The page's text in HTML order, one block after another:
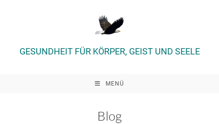
GESUNDHEIT FÜR KÖRPER, GEIST UND SEELE
MENÜ
Blog